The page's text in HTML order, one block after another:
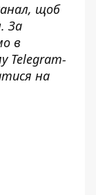
, щоб
За
в
Telegram-
на